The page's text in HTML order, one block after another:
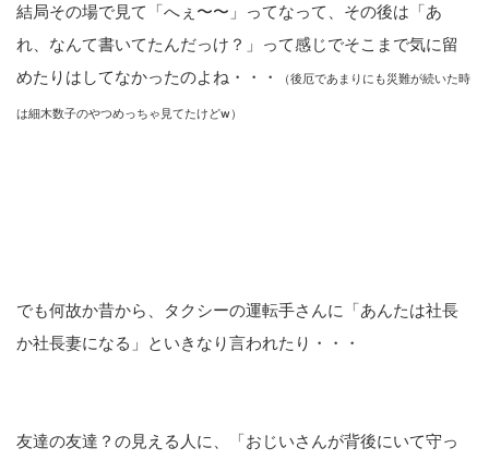
結局その場で見て「へぇ〜〜」ってなって、その後は「あ
れ、なんて書いてたんだっけ？」って感じでそこまで気に留
めたりはしてなかったのよね・・・
（後厄であまりにも災難が続いた時
は細木数子のやつめっちゃ見てたけどw）
でも何故か昔から、タクシーの運転手さんに「あんたは社長
か社長妻になる」といきなり言われたり・・・
友達の友達？の見える人に、「おじいさんが背後にいて守っ